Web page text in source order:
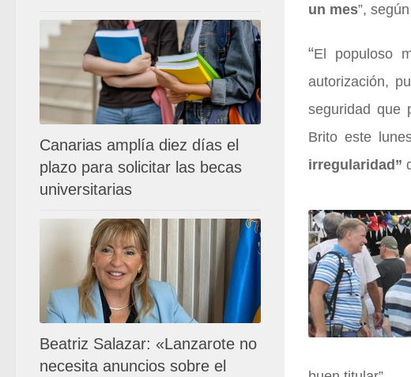
un mes”,
“El populoso
autorización,
seguridad que
Brito este
irregularidad”
Canarias amplía diez días el
plazo para solicitar las becas
universitarias
Beatriz Salazar: «Lanzarote no
necesita anuncios sobre el